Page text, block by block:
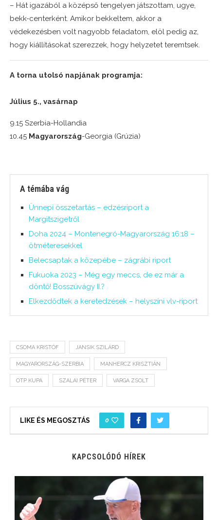
– Hát igazából a középső tengelyen játszottam, ugye,
bekk-centerként. Amikor bekkeltem, akkor a
védekezésben volt nagyobb feladatom, elöl pedig az,
hogy kiállításokat szerezzek, hogy helyzetet teremtsek.
A torna utolsó napjának programja:
Július 5., vasárnap
9.15 Szerbia-Hollandia
10.45 Magyarország-Georgia (Grúzia)
A témába vág
Ünnepi összetartás – edzésriport a
Margitszigetről
Doha 2024 – Montenegró-Magyarország 16:18 –
ötméteresekkel
Belecsaptak a közepébe – zágrábi riport
Fukuoka 2023 – Még egy meccs, de ez már a
döntő! Bosszúvágy II.?
Elkezdődtek a keretedzések – helyszíni vlv-riport
CSOMA KRISTÓF JANSIK SZILÁRD
MAGYARORSZÁG-SZERBIA MANHERCZ KRISZTIÁN
OTP KUPA SZALAI PÉTER VARGA ZSOLT
LIKE ÉS MEGOSZTÁS 0
KAPCSOLÓDÓ HÍREK